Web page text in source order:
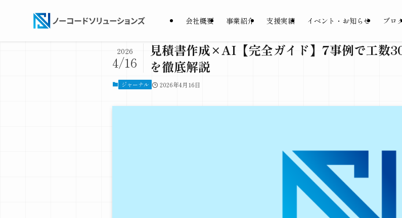
会社概要 事業紹介 支援実績 イベント・お知らせ ブロ
見積書作成×AI【完全ガイド】7事例で工数
を徹底解説
2026
4/16
ジャーナル 2026年4月16日